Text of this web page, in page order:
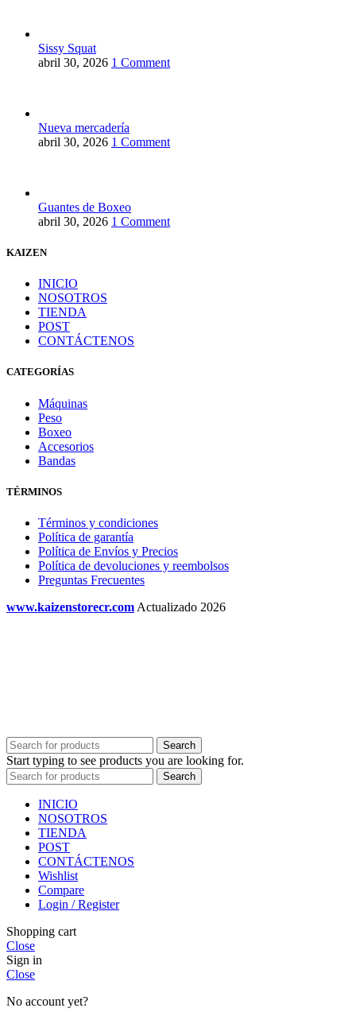
Sissy Squat
abril 30, 2026 1 Comment
Nueva mercadería
abril 30, 2026 1 Comment
Guantes de Boxeo
abril 30, 2026 1 Comment
KAIZEN
INICIO
NOSOTROS
TIENDA
POST
CONTÁCTENOS
CATEGORÍAS
Máquinas
Peso
Boxeo
Accesorios
Bandas
TÉRMINOS
Términos y condiciones
Política de garantía
Política de Envíos y Precios
Política de devoluciones y reembolsos
Preguntas Frecuentes
www.kaizenstorecr.com Actualizado 2026
Search
Start typing to see products you are looking for.
Search
INICIO
NOSOTROS
TIENDA
POST
CONTÁCTENOS
Wishlist
Compare
Login / Register
Shopping cart
Close
Sign in
Close
No account yet?